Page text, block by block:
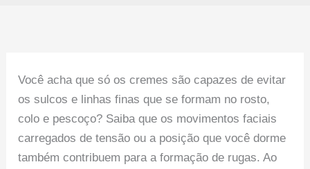
Você acha que só os cremes são capazes de evitar
os sulcos e linhas finas que se formam no rosto,
colo e pescoço? Saiba que os movimentos faciais
carregados de tensão ou a posição que você dorme
também contribuem para a formação de rugas. Ao